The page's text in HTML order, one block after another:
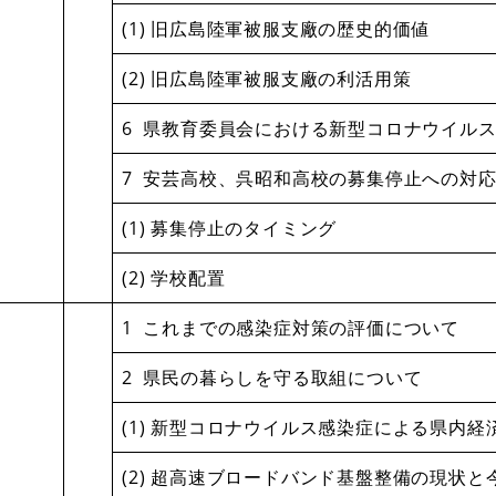
(1) 旧広島陸軍被服支廠の歴史的価値
(2) 旧広島陸軍被服支廠の利活用策
6 県教育委員会における新型コロナウイル
7 安芸高校、呉昭和高校の募集停止への対
(1) 募集停止のタイミング
(2) 学校配置
1 これまでの感染症対策の評価について
2 県民の暮らしを守る取組について
(1) 新型コロナウイルス感染症による県内経
(2) 超高速ブロードバンド基盤整備の現状と